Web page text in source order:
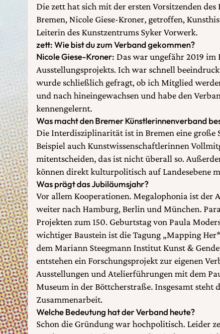
Die zett hat sich mit der ersten Vorsitzenden
Bremen, Nicole Giese-Kroner, getroffen,
Leiterin des Kunstzentrums Syker Vorwerk.
zett: Wie bist du zum Verband gekommen?
Nicole Giese-Kroner: Das war ungefähr 2019 im
Ausstellungsprojekts. Ich war schnell
wurde schließlich gefragt, ob ich Mitglied
und nach hineingewachsen und habe den
kennengelernt.
Was macht den Bremer Künstlerinnenverband
Die Interdisziplinarität ist in Bremen eine große
Beispiel auch Kunstwissenschaftlerinnen
mitentscheiden, das ist nicht überall so.
können direkt kulturpolitisch auf Landesebene
Was prägt das Jubiläumsjahr?
Vor allem Kooperationen. Megalophonia ist der
weiter nach Hamburg, Berlin und München.
Projekten zum 150. Geburtstag von Paula
wichtiger Baustein ist die Tagung „Mapping
dem Mariann Steegmann Institut Kunst &
entstehen ein Forschungsprojekt zur eigenen
Ausstellungen und Atelierführungen mit dem
Museum in der Böttcherstraße. Insgesamt steht
Zusammenarbeit.
Welche Bedeutung hat der Verband heute?
Schon die Gründung war hochpolitisch. Leider